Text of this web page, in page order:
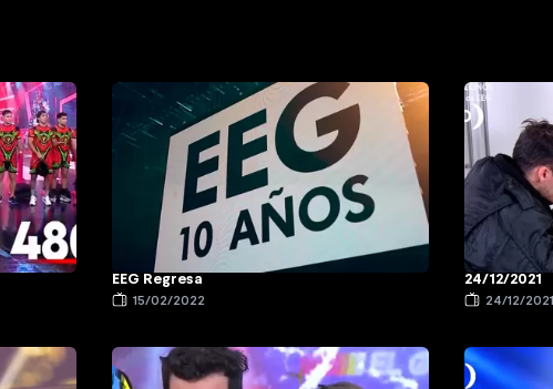
EEG Regresa
15/02/2022
24/12/2021
24/12/2021